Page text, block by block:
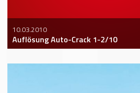
10.03.2010
Auflösung Auto-Crack 1-2/10